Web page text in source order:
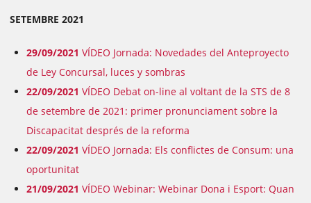
SETEMBRE 2021
29/09/2021 VÍDEO Jornada: Novedades del Anteproyecto
de Ley Concursal, luces y sombras
22/09/2021 VÍDEO Debat on-line al voltant de la STS de 8
de setembre de 2021: primer pronunciament sobre la
Discapacitat després de la reforma
22/09/2021 VÍDEO Jornada: Els conflictes de Consum: una
oportunitat
21/09/2021 VÍDEO Webinar: Webinar Dona i Esport: Quan